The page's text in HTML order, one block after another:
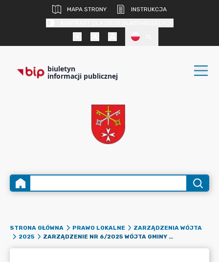
MAPA STRONY
INSTRUKCJA
biuletyn
informacji publicznej
STRONA GŁÓWNA PRAWO LOKALNE
ZARZĄDZENIA WÓJTA
2025
ZARZĄDZENIE NR 6/2025 WÓJTA GMINY KLESZCZEWO Z DNIA 13 STYCZNIA 2025 R. W SPRAWIE: ZMIANY ZARZĄDZENIA NR 101/2024 WÓJTA GMINY KLESZCZEWO Z DNIA 3 GRUDNIA 2024 R.